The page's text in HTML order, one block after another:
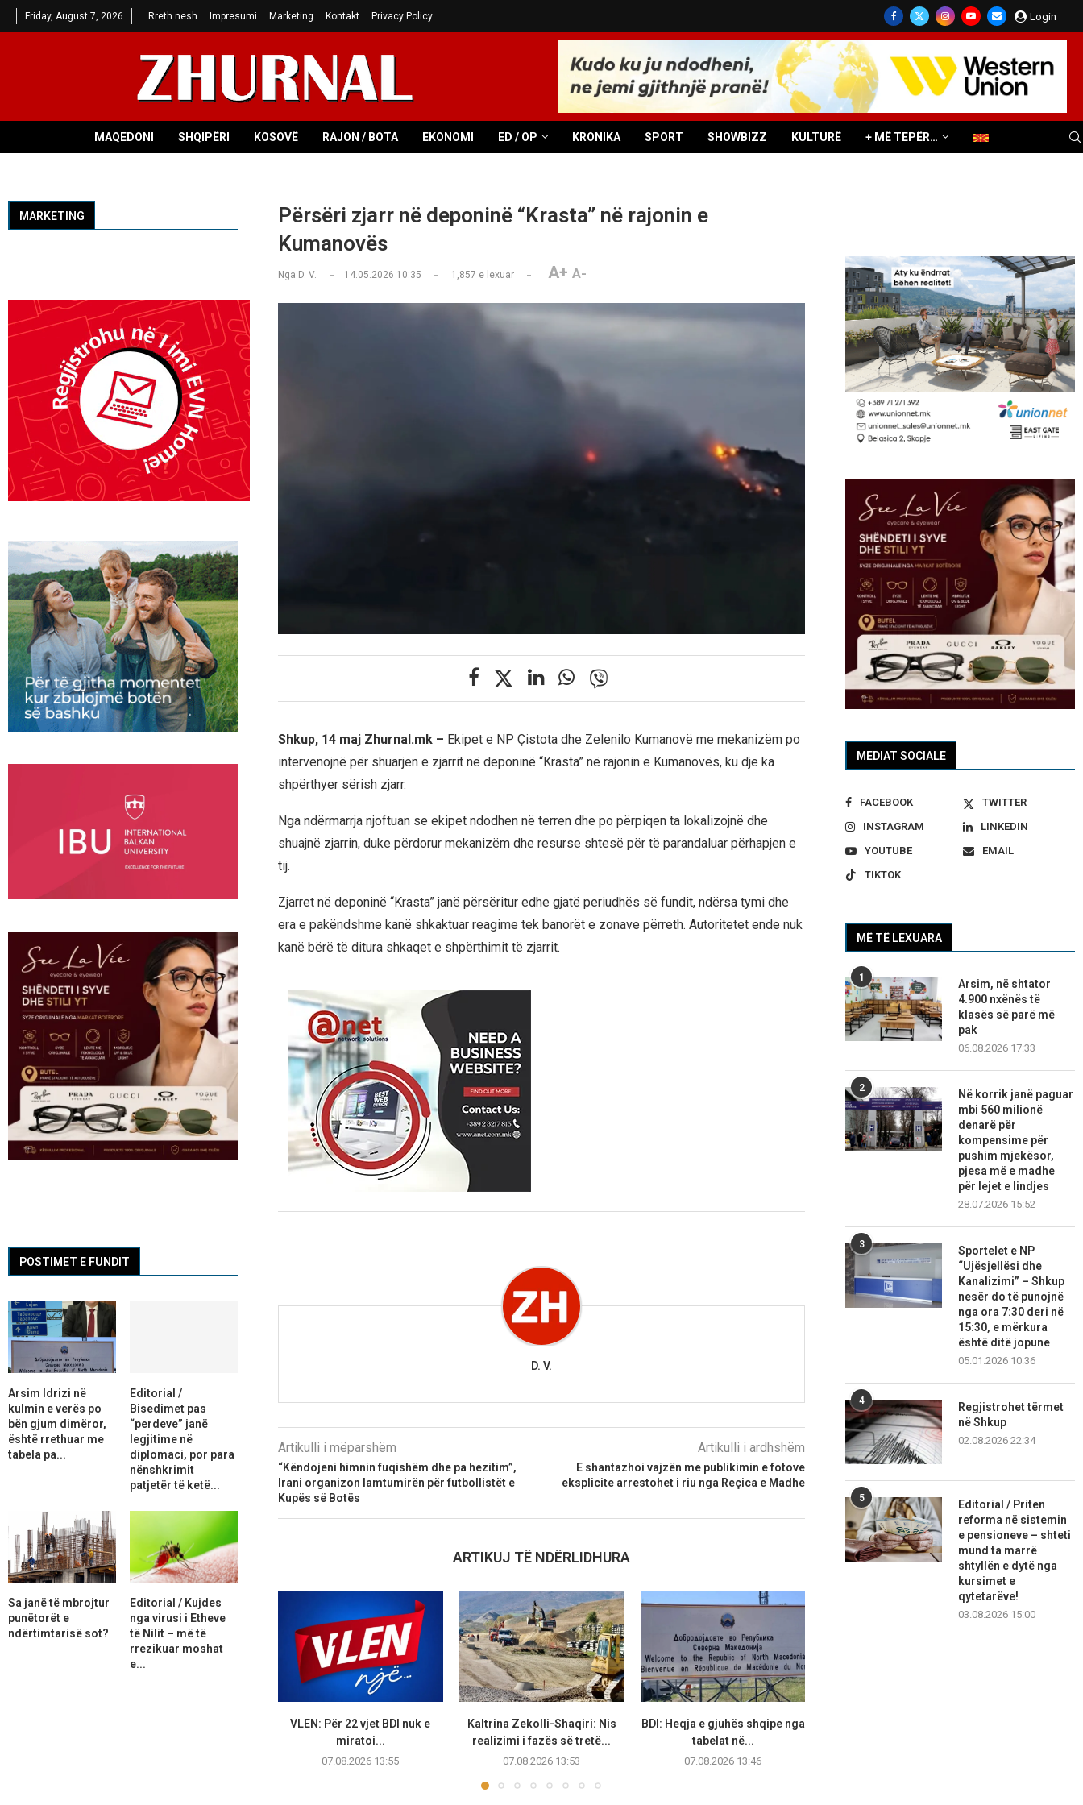
Friday, August 7, 2026 Rreth nesh Impresumi Marketing Kontakt Privacy Policy Login
MAQEDONI SHQIPËRI KOSOVË RAJON / BOTA EKONOMI ED / OP KRONIKA SPORT SHOWBIZZ KULTURË + MË TEPËR…
Përsëri zjarr në deponinë “Krasta” në rajonin e
Kumanovës
Nga D. V. 14.05.2026 10:35 1,857 e lexuar A+ A-
Shkup, 14 maj Zhurnal.mk – Ekipet e NP Çistota dhe Zelenilo Kumanovë me mekanizëm po
intervenojnë për shuarjen e zjarrit në deponinë “Krasta” në rajonin e Kumanovës, ku dje ka
shpërthyer sërish zjarr.
Nga ndërmarrja njoftuan se ekipet ndodhen në terren dhe po përpiqen ta lokalizojnë dhe
shuajnë zjarrin, duke përdorur mekanizëm dhe resurse shtesë për të parandaluar përhapjen e
tij.
Zjarret në deponinë “Krasta” janë përsëritur edhe gjatë periudhës së fundit, ndërsa tymi dhe
era e pakëndshme kanë shkaktuar reagime tek banorët e zonave përreth. Autoritetet ende nuk
kanë bërë të ditura shkaqet e shpërthimit të zjarrit.
D. V.
Artikulli i mëparshëm
“Këndojeni himnin fuqishëm dhe pa hezitim”,
Irani organizon lamtumirën për futbollistët e
Kupës së Botës
Artikulli i ardhshëm
E shantazhoi vajzën me publikimin e fotove
eksplicite arrestohet i riu nga Reçica e Madhe
ARTIKUJ TË NDËRLIDHURA
VLEN: Për 22 vjet BDI nuk e
miratoi...
07.08.2026 13:55
Kaltrina Zekolli-Shaqiri: Nis
realizimi i fazës së tretë...
07.08.2026 13:53
BDI: Heqja e gjuhës shqipe nga
tabelat në...
07.08.2026 13:46
MEDIAT SOCIALE
FACEBOOK
TWITTER
INSTAGRAM
LINKEDIN
YOUTUBE
EMAIL
TIKTOK
MË TË LEXUARA
1
Arsim, në shtator
4.900 nxënës të
klasës së parë më
pak
06.08.2026 17:33
2
Në korrik janë paguar
mbi 560 milionë
denarë për
kompensime për
pushim mjekësor,
pjesa më e madhe
për lejet e lindjes
28.07.2026 15:52
3
Sportelet e NP
“Ujësjellësi dhe
Kanalizimi” – Shkup
nesër do të punojnë
nga ora 7:30 deri në
15:30, e mërkura
është ditë jopune
05.01.2026 10:36
4
Regjistrohet tërmet
në Shkup
02.08.2026 22:34
5
Editorial / Priten
reforma në sistemin
e pensioneve – shteti
mund ta marrë
shtyllën e dytë nga
kursimet e
qytetarëve!
03.08.2026 15:00
MARKETING
POSTIMET E FUNDIT
Arsim Idrizi në
kulmin e verës po
bën gjum dimëror,
është rrethuar me
tabela pa...
Editorial /
Bisedimet pas
“perdeve” janë
legjitime në
diplomaci, por para
nënshkrimit
patjetër të ketë...
Sa janë të mbrojtur
punëtorët e
ndërtimtarisë sot?
Editorial / Kujdes
nga virusi i Etheve
të Nilit – më të
rrezikuar moshat
e...